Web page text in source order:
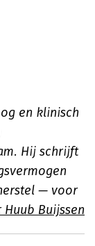
en klinisch
Hij schrijft
— voor
Buijssen